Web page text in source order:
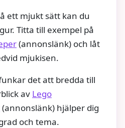
ett mjukt sätt kan du
Titta till exempel på
(annonslänk) och låt
mjukisen.
det att bredda till
av Lego
(annonslänk) hjälper dig
och tema.